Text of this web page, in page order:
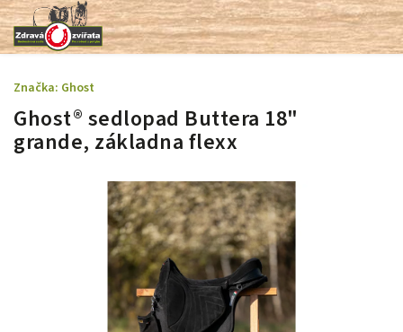
Ghost® sedlopad Buttera 18"
grande, základna flexx
Značka: Ghost